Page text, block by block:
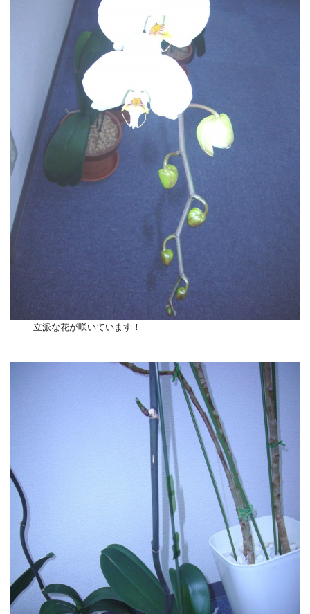
立派な花が咲いています！